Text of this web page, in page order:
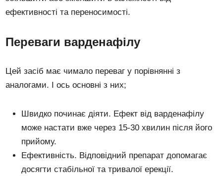
ефективності та переносимості.
Переваги варденафілу
Цей засіб має чимало переваг у порівнянні з
аналогами. І ось основні з них;
Швидко починає діяти. Ефект від варденафілу
може настати вже через 15-30 хвилин після його
прийому.
Ефективність. Відповідний препарат допомагає
досягти стабільної та тривалої ерекції.